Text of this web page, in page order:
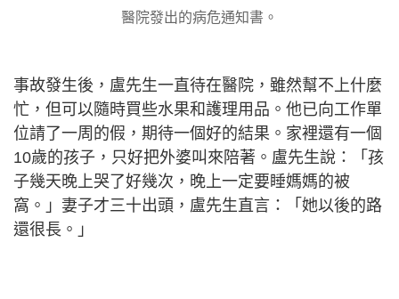
醫院發出的病危通知書。
事故發生後，盧先生一直待在醫院，雖然幫不上什麼
忙，但可以隨時買些水果和護理用品。他已向工作單
位請了一周的假，期待一個好的結果。家裡還有一個
10歲的孩子，只好把外婆叫來陪著。盧先生說：「孩
子幾天晚上哭了好幾次，晚上一定要睡媽媽的被
窩。」妻子才三十出頭，盧先生直言：「她以後的路
還很長。」